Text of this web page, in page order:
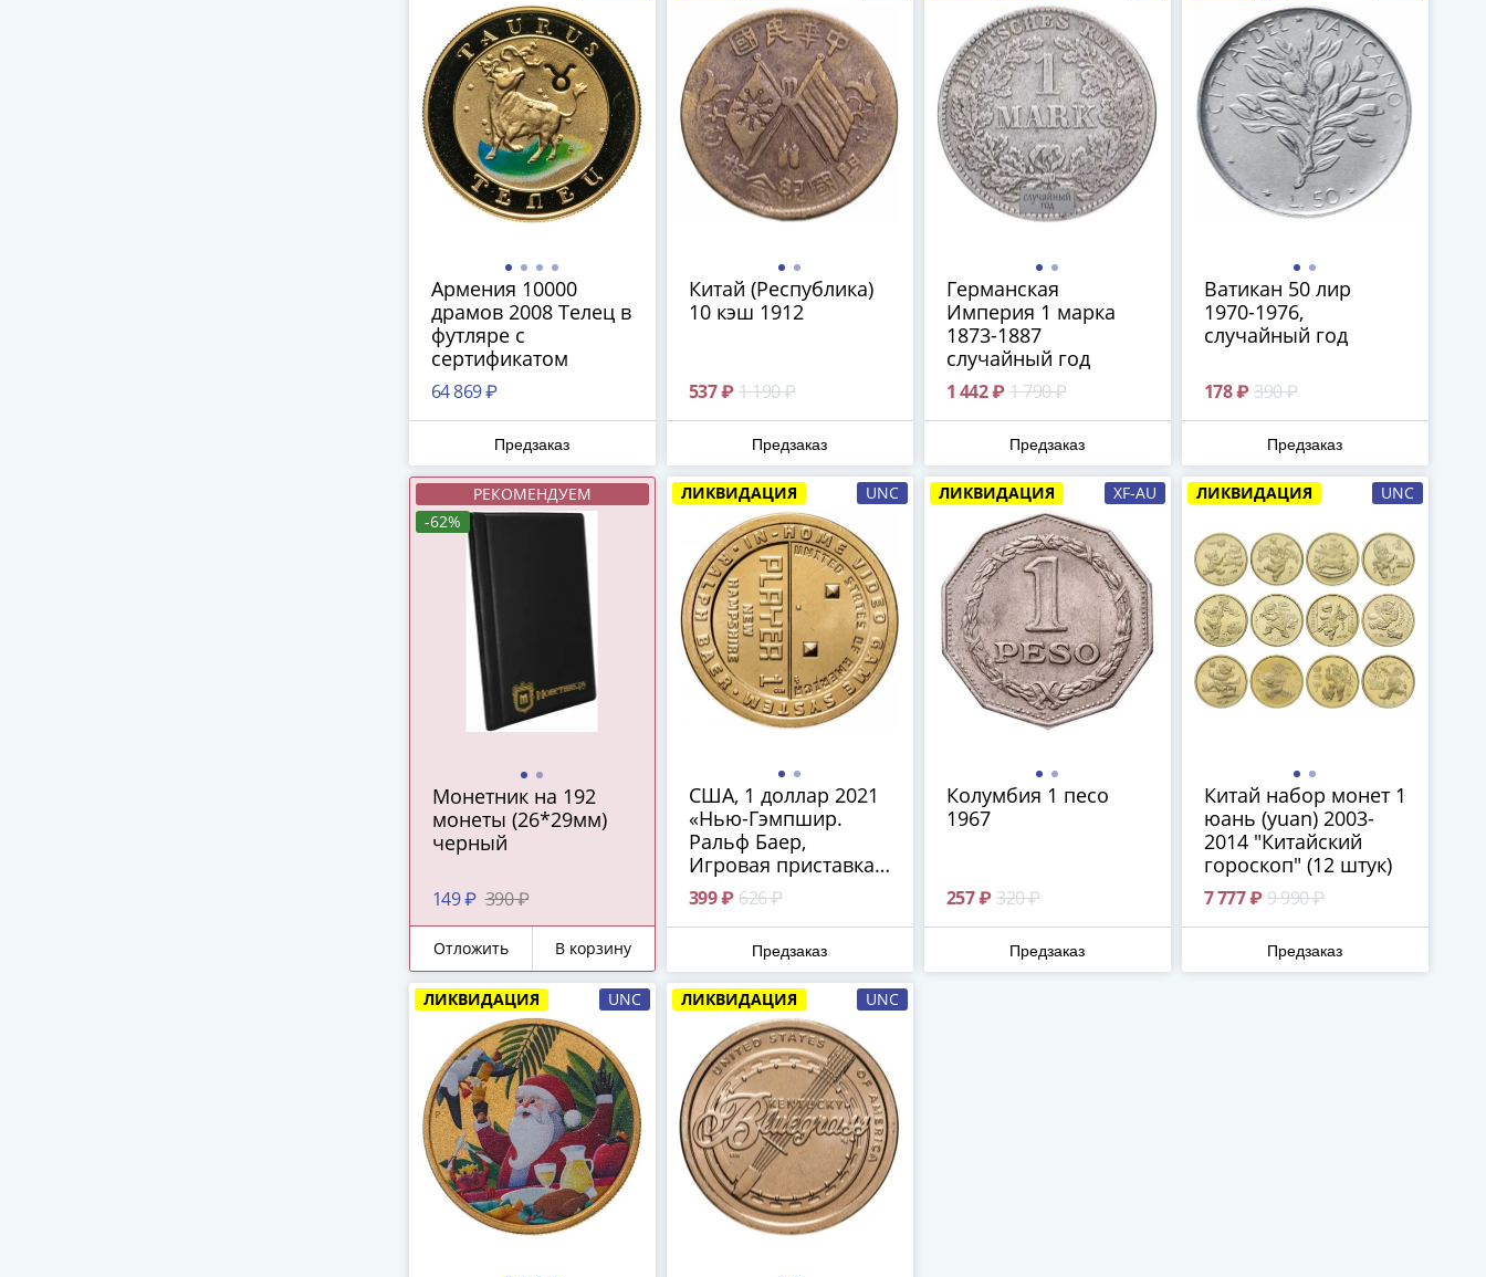
Армения 10000
драмов 2008 Телец в
футляре с
сертификатом
64 869 ₽
Предзаказ
Китай (Республика)
10 кэш 1912
537 ₽ 1 190 ₽
Предзаказ
Германская
Империя 1 марка
1873-1887
случайный год
1 442 ₽ 1 790 ₽
Предзаказ
Ватикан 50 лир
1970-1976,
случайный год
178 ₽ 390 ₽
Предзаказ
РЕКОМЕНДУЕМ
-62%
Монетник на 192
монеты (26*29мм)
черный
149 ₽ 390 ₽
Отложить В корзину
ЛИКВИДАЦИЯ UNC
США, 1 доллар 2021
«Нью-Гэмпшир.
Ральф Баер,
Игровая приставка»
(Американские
инновации), двор P -
Филадельфия
399 ₽ 626 ₽
Предзаказ
ЛИКВИДАЦИЯ XF-AU
Колумбия 1 песо
1967
257 ₽ 320 ₽
Предзаказ
ЛИКВИДАЦИЯ UNC
Китай набор монет 1
юань (yuan) 2003-
2014 "Китайский
гороскоп" (12 штук)
7 777 ₽ 9 990 ₽
Предзаказ
ЛИКВИДАЦИЯ UNC ЛИКВИДАЦИЯ UNC